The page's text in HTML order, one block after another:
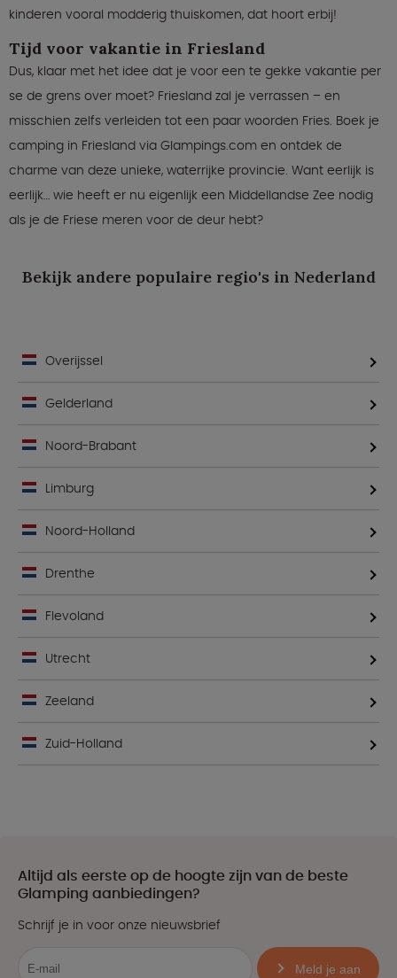
kinderen vooral modderig thuiskomen, dat hoort erbij!
Tijd voor vakantie in Friesland
Dus, klaar met het idee dat je voor een te gekke vakantie per
se de grens over moet? Friesland zal je verrassen – en
misschien zelfs verleiden tot een paar woorden Fries. Boek je
camping in Friesland via Glampings.com en ontdek de
charme van deze unieke, waterrijke provincie. Want eerlijk is
eerlijk… wie heeft er nu eigenlijk een Middellandse Zee nodig
als je de Friese meren voor de deur hebt?
Bekijk andere populaire regio's in Nederland
Overijssel
Gelderland
Noord-Brabant
Limburg
Noord-Holland
Drenthe
Flevoland
Utrecht
Zeeland
Zuid-Holland
Altijd als eerste op de hoogte zijn van de beste
Glamping aanbiedingen?
Schrijf je in voor onze nieuwsbrief
Meld je aan